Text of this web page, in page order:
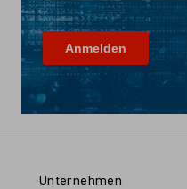
Unternehmen